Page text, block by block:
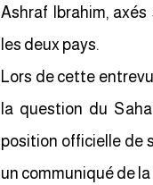
Ashraf Ibrahim,
les deux pays.
Lors de cette
la question du
position officielle de
un communiqué de